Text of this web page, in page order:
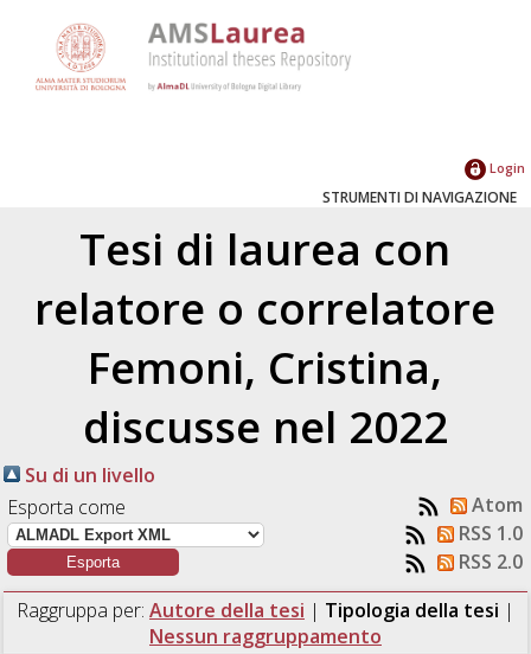
Login
STRUMENTI DI NAVIGAZIONE
Tesi di laurea con
relatore o correlatore
Femoni, Cristina,
discusse nel 2022
Su di un livello
Esporta come
Atom
RSS 1.0
RSS 2.0
Raggruppa per: Autore della tesi | Tipologia della tesi |
Nessun raggruppamento